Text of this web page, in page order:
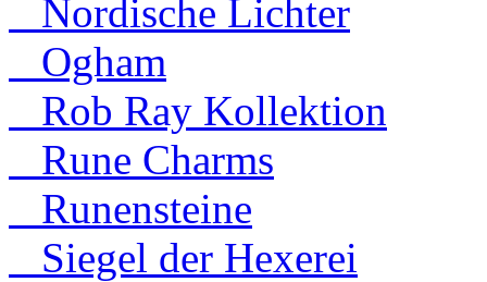
Nordische Lichter
Ogham
Rob Ray Kollektion
Rune Charms
Runensteine
Siegel der Hexerei